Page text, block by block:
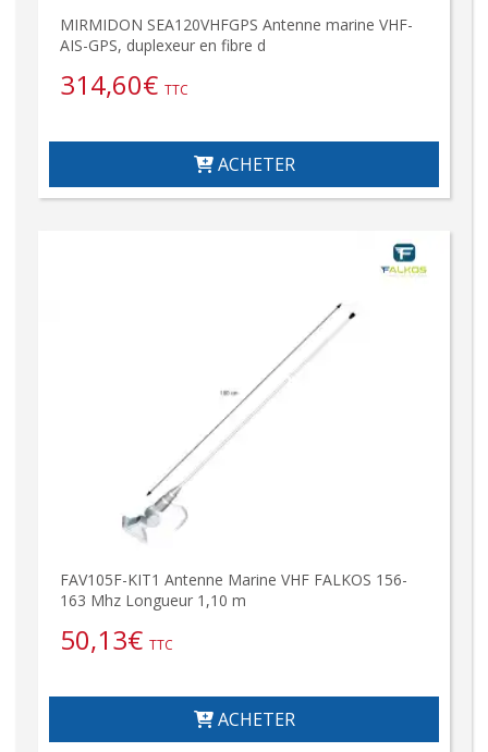
MIRMIDON SEA120VHFGPS Antenne marine VHF-
AIS-GPS, duplexeur en fibre d
314,60€ TTC
ACHETER
FAV105F-KIT1 Antenne Marine VHF FALKOS 156-
163 Mhz Longueur 1,10 m
50,13€ TTC
ACHETER